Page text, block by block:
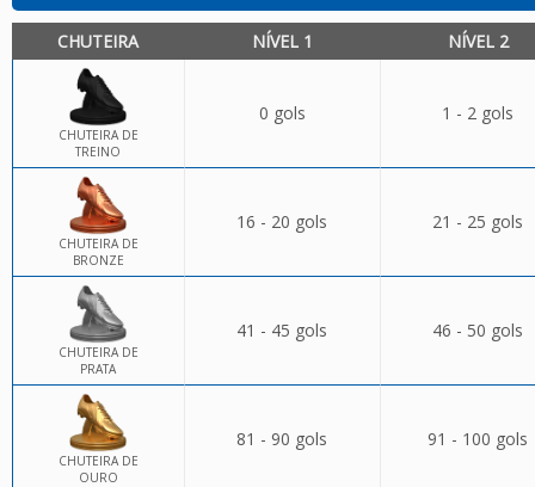
CHUTEIRA NÍVEL 1 NÍVEL 2
CHUTEIRA DE
TREINO
0 gols 1 - 2 gols
CHUTEIRA DE
BRONZE
16 - 20 gols 21 - 25 gols
CHUTEIRA DE
PRATA
41 - 45 gols 46 - 50 gols
CHUTEIRA DE
OURO
81 - 90 gols 91 - 100 gols